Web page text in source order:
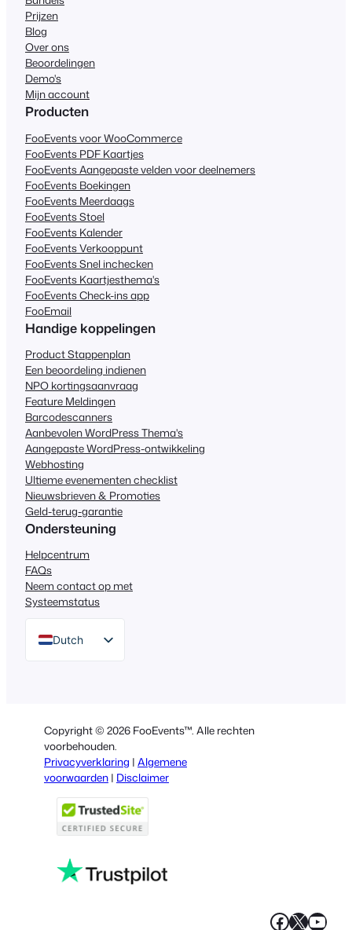
Prijzen
Blog
Over ons
Beoordelingen
Demo's
Mijn account
Producten
FooEvents voor WooCommerce
FooEvents PDF Kaartjes
FooEvents Aangepaste velden voor deelnemers
FooEvents Boekingen
FooEvents Meerdaags
FooEvents Stoel
FooEvents Kalender
FooEvents Verkooppunt
FooEvents Snel inchecken
FooEvents Kaartjesthema's
FooEvents Check-ins app
FooEmail
Handige koppelingen
Product Stappenplan
Een beoordeling indienen
NPO kortingsaanvraag
Feature Meldingen
Barcodescanners
Aanbevolen WordPress Thema's
Aangepaste WordPress-ontwikkeling
Webhosting
Ultieme evenementen checklist
Nieuwsbrieven & Promoties
Geld-terug-garantie
Ondersteuning
Helpcentrum
FAQs
Neem contact op met
Systeemstatus
Dutch
Italian
Portuguese
French
Polish
Copyright © 2026 FooEvents™. Alle rechten
voorbehouden.
Privacyverklaring | Algemene
voorwaarden | Disclaimer
X